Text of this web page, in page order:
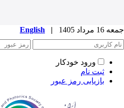
جمعه 16 مرداد 1405 |
English
ورود خودکار
ثبت نام
بازیابی رمز عبور